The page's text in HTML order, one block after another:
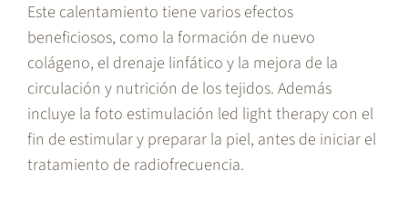
Este calentamiento tiene varios efectos
beneficiosos, como la formación de nuevo
colágeno, el drenaje linfático y la mejora de la
circulación y nutrición de los tejidos. Además
incluye la foto estimulación led light therapy con el
fin de estimular y preparar la piel, antes de iniciar el
tratamiento de radiofrecuencia.